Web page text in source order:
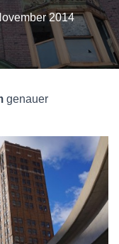
T
I
O
N
U
T
N
2014
genauer